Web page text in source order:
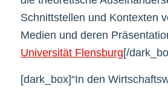
Schnittstellen und Kontexten
Medien und deren
Universität Flensburg[/
[dark_box]“In den